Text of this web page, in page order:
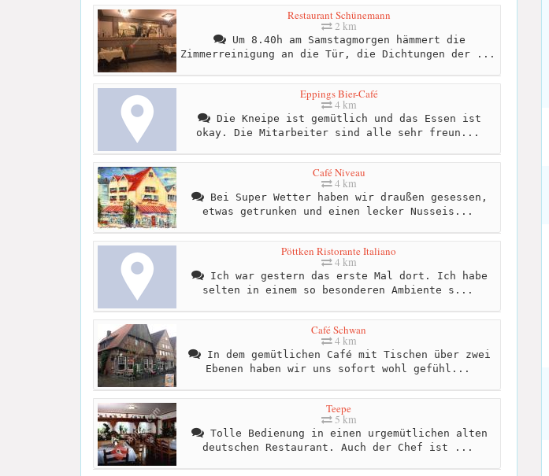
Restaurant Schünemann
2 km
Um 8.40h am Samstagmorgen hämmert die
Zimmerreinigung an die Tür, die Dichtungen der ...
Eppings Bier-Café
4 km
Die Kneipe ist gemütlich und das Essen ist
okay. Die Mitarbeiter sind alle sehr freun...
Café Niveau
4 km
Bei Super Wetter haben wir draußen gesessen,
etwas getrunken und einen lecker Nusseis...
Pöttken Ristorante Italiano
4 km
Ich war gestern das erste Mal dort. Ich habe
selten in einem so besonderen Ambiente s...
Café Schwan
4 km
In dem gemütlichen Café mit Tischen über zwei
Ebenen haben wir uns sofort wohl gefühl...
Teepe
5 km
Tolle Bedienung in einen urgemütlichen alten
deutschen Restaurant. Auch der Chef ist ...